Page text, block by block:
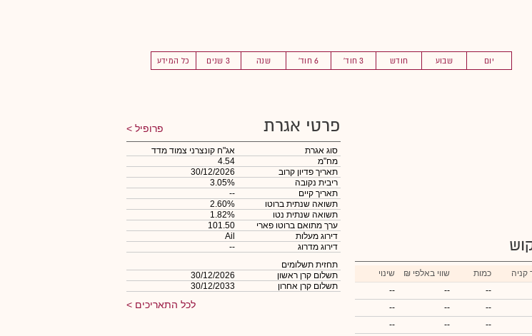
יום שבוע חודש 3 חוד' 6 חוד' שנה 3 שנים כל המידע
קניה כמות ₪ שווי באלפי
שינוי
--
--
--
--
--
--
--
--
--
פרטי אגרת פרופיל
סוג אגרת
אג"ח קונצרני צמוד מדד
מח"מ
4.54
תאריך פדיון קרוב
30/12/2026
ריבית נקובה
3.05%
תאריך קיים
--
תשואה שנתית ברוטו
2.60%
תשואה שנתית נטו
1.82%
ערך מתואם ברוטו פארי
101.50
דירוג מעלות
Ail
דירוג מדרוג
--
תחזית תשלומים
תשלום קרן ראשון
30/12/2026
תשלום קרן אחרון
30/12/2033
לכל התאריכים